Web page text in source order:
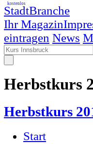
StadtBranche
Ihr Magazin
kostenlos
eintragen News
Herbstkurs
Herbstkurs
Start